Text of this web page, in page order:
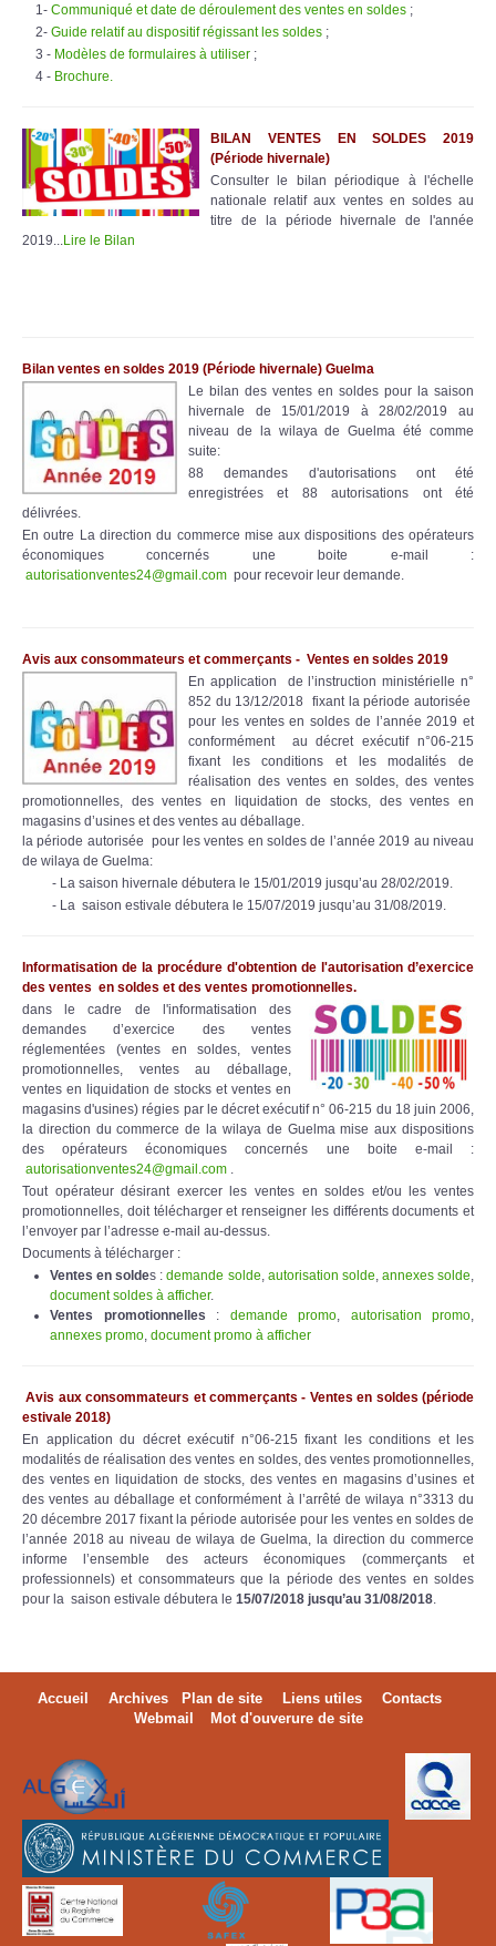
1- Communiqué et date de déroulement des ventes en soldes ;
2- Guide relatif au dispositif régissant les soldes ;
3 - Modèles de formulaires à utiliser ;
4 - Brochure.
BILAN VENTES EN SOLDES 2019
(Période hivernale)
Consulter le bilan périodique à l'échelle
nationale relatif aux ventes en soldes au
titre de la période hivernale de l'année
2019... Lire le Bilan
Bilan ventes en soldes 2019 (Période hivernale) Guelma
Le bilan des ventes en soldes pour la saison
hivernale de 15/01/2019 à 28/02/2019 au
niveau de la wilaya de Guelma été comme
suite:
88 demandes d'autorisations ont été
enregistrées et 88 autorisations ont été
délivrées.
En outre La direction du commerce mise aux dispositions des opérateurs
économiques concernés une boite e-mail :
autorisationventes24@gmail.com pour recevoir leur demande.
Avis aux consommateurs et commerçants - Ventes en soldes 2019
En application de l’instruction ministérielle n°
852 du 13/12/2018 fixant la période autorisée
pour les ventes en soldes de l’année 2019 et
conformément au décret exécutif n°06-215
fixant les conditions et les modalités de
réalisation des ventes en soldes, des ventes
promotionnelles, des ventes en liquidation de stocks, des ventes en
magasins d’usines et des ventes au déballage.
la période autorisée pour les ventes en soldes de l’année 2019 au niveau
de wilaya de Guelma:
- La saison hivernale débutera le 15/01/2019 jusqu’au 28/02/2019.
- La saison estivale débutera le 15/07/2019 jusqu’au 31/08/2019.
Informatisation de la procédure d'obtention de l'autorisation d’exercice
des ventes en soldes et des ventes promotionnelles.
dans le cadre de l'informatisation des
demandes d’exercice des ventes
réglementées (ventes en soldes, ventes
promotionnelles, ventes au déballage,
ventes en liquidation de stocks et ventes en
magasins d'usines) régies par le décret exécutif n° 06-215 du 18 juin 2006,
la direction du commerce de la wilaya de Guelma mise aux dispositions
des opérateurs économiques concernés une boite e-mail :
autorisationventes24@gmail.com
Tout opérateur désirant exercer les ventes en soldes et/ou les ventes
promotionnelles, doit télécharger et renseigner les différents documents et
l’envoyer par l’adresse e-mail au-dessus.
Documents à télécharger :
Ventes en soldes :demande solde autorisation solde annexes solde
document soldes à afficher.
Ventes promotionnelles : demande promo autorisation promo
annexes promo document promo à afficher
Avis aux consommateurs et commerçants - Ventes en soldes (période
estivale 2018)
En application du décret exécutif n°06-215 fixant les conditions et les
modalités de réalisation des ventes en soldes, des ventes promotionnelles,
des ventes en liquidation de stocks, des ventes en magasins d’usines et
des ventes au déballage et conformément à l’arrêté de wilaya n°3313 du
20 décembre 2017 fixant la période autorisée pour les ventes en soldes de
l’année 2018 au niveau de wilaya de Guelma, la direction du commerce
informe l’ensemble des acteurs économiques (commerçants et
professionnels) et consommateurs que la période des ventes en soldes
pour la saison estivale débutera le 15/07/2018 jusqu’au 31/08/2018
Accueil Archives Plan de site Liens utiles
Contacts
Webmail
Mot d'ouverure de site